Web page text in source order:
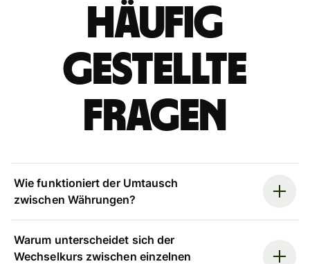
Häufig
gestellte
Fragen
Wie funktioniert der Umtausch
zwischen Währungen?
Warum unterscheidet sich der
Wechselkurs zwischen einzelnen